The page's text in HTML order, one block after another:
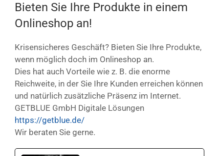
Bieten Sie Ihre Produkte in einem
Onlineshop an!
Krisensicheres Geschäft? Bieten Sie Ihre Produkte,
wenn möglich doch im Onlineshop an.
Dies hat auch Vorteile wie z. B. die enorme
Reichweite, in der Sie Ihre Kunden erreichen können
und natürlich zusätzliche Präsenz im Internet.
GETBLUE GmbH Digitale Lösungen
https://getblue.de/
Wir beraten Sie gerne.